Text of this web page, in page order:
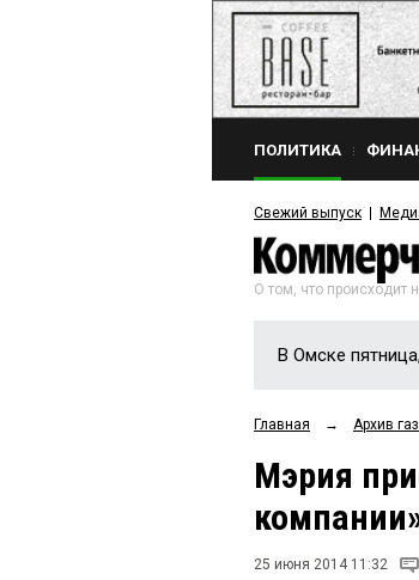
ПОЛИТИКА
Свежий выпуск
О том, что происходит
В Омске
Главная → Архив
Мэрия
25 июня 2014 11:32